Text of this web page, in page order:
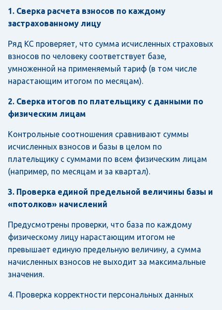
1. Сверка расчета взносов по каждому
застрахованному лицу
Ряд КС проверяет, что сумма исчисленных страховых
взносов по человеку соответствует базе,
умноженной на применяемый тариф (в том числе
нарастающим итогом по месяцам).
2. Сверка итогов по плательщику с данными по
физическим лицам
Контрольные соотношения сравнивают суммы
исчисленных взносов и базы в целом по
плательщику с суммами по всем физическим лицам
(например, по месяцам и за квартал).
3. Проверка единой предельной величины базы и
«потолков» начислений
Предусмотрены проверки, что база по каждому
физическому лицу нарастающим итогом не
превышает единую предельную величину, а сумма
начисленных взносов не выходит за максимальные
значения.
4. Проверка корректности персональных данных